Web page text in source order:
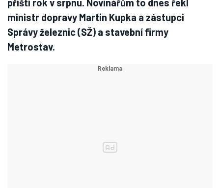
příští rok v srpnu. Novinářům to dnes řekl
ministr dopravy Martin Kupka a zástupci
Správy železnic (SŽ) a stavební firmy
Metrostav.